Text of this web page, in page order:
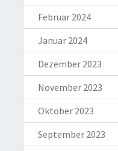
Februar 2024
Januar 2024
Dezember 2023
November 2023
Oktober 2023
September 2023